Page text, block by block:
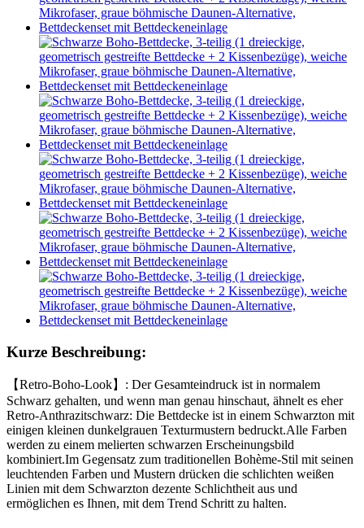
Kurze Beschreibung:
【Retro-Boho-Look】: Der Gesamteindruck ist in normalem
Schwarz gehalten, und wenn man genau hinschaut, ähnelt es eher
Retro-Anthrazitschwarz: Die Bettdecke ist in einem Schwarzton mit
einigen kleinen dunkelgrauen Texturmustern bedruckt.Alle Farben
werden zu einem melierten schwarzen Erscheinungsbild
kombiniert.Im Gegensatz zum traditionellen Bohème-Stil mit seinen
leuchtenden Farben und Mustern drücken die schlichten weißen
Linien mit dem Schwarzton dezente Schlichtheit aus und
ermöglichen es Ihnen, mit dem Trend Schritt zu halten.